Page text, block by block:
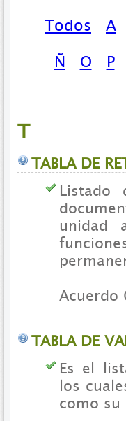
Todos A
Ñ
O P
T
TABLA DE
Listado
unidad
Acuerdo
TABLA DE
Es el
los
como su